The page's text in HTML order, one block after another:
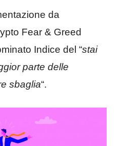
da
Fear & Greed
Indice del “stai
parte delle
sbaglia“.